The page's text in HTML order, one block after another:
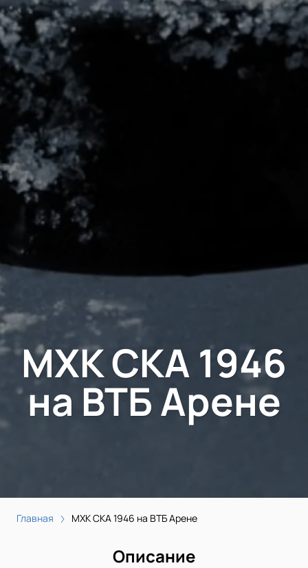
МХК СКА 1946
на ВТБ Арене
Главная МХК СКА 1946 на ВТБ Арене
Описание